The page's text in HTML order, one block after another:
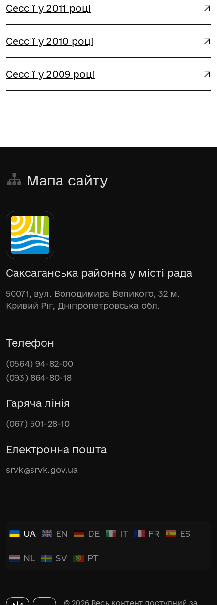
Сессії у 2011 році
Сессії у 2010 році
Сессії у 2009 році
Мапа сайту
Саксаганська районна у місті рада
50071, вул. Володимира Великого, 32 м.
Кривий Ріг, Дніпропетровська обл.
Телефон
(0564) 94-82-00
(093) 864-80-18
Гаряча лінія
(067) 501-28-10
Електронна пошта
srvk@srvk.gov.ua
UA EN DE IT FR ES
NL SV PT
© 2026 Весь контент доступний за